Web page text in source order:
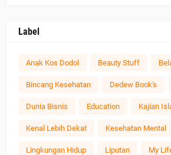
Label
Anak Kos Dodol Beauty Stuff
Bincang Kesehatan Dedew Book's
Dunia Bisnis Education Kajian
Kenal Lebih Dekat Kesehatan Mental
Lingkungan Hidup Liputan My